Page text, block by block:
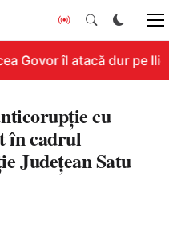
Govor îl atacă dur pe
cu
în cadrul
Județean Satu